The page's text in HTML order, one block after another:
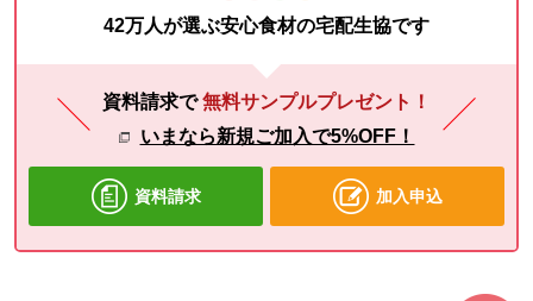
42万人が選ぶ安心食材の宅配生協です
資料請求で無料サンプルプレゼント！
いまなら新規ご加入で5%OFF！
資料請求 加入申込